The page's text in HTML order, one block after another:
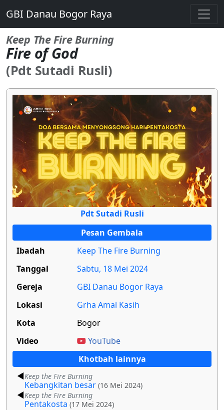
GBI Danau Bogor Raya
Keep The Fire Burning
Fire of God
(Pdt Sutadi Rusli)
Pdt Sutadi Rusli
Pesan Gembala
Ibadah
Keep The Fire Burning
Tanggal
Sabtu, 18 Mei 2024
Gereja
GBI Danau Bogor Raya
Lokasi
Grha Amal Kasih
Kota
Bogor
Video
YouTube
Khotbah lainnya
Keep the Fire Burning
Kebangkitan besar (16 Mei 2024)
Keep the Fire Burning
Pentakosta (17 Mei 2024)